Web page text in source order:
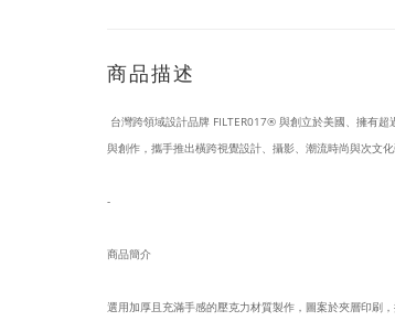
商品描述
台灣跨領域設計品牌 FILTER017® 與創立於美國、擁有
與創作，攜手推出橫跨視覺設計、攝影、潮流時尚與次文化
-
商品簡介
選用加厚且充滿手感的壓克力材質製作，圖案於夾層印刷